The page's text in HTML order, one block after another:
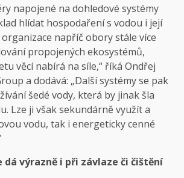
napojené na dohledové systémy
hlídat hospodaření s vodou i její
napříč obory stále více
propojených ekosystémů,
věcí nabírá na síle,“ říká Ondřej
a dodává: „Další systémy se pak
šedé vody, která by jinak šla
Lze ji však sekundárně využít a
vodu, tak i energeticky cenné
dá výrazně i při závlaze či čištění